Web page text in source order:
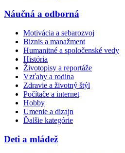
Náučná a odborná
Motivácia a sebarozvoj
Biznis a manažment
Humanitné a spoločenské vedy
História
Životopisy a reportáže
Vzťahy a rodina
Zdravie a životný štýl
Počítače a internet
Hobby
Umenie a dizajn
Ďalšie kategórie
Deti a mládež